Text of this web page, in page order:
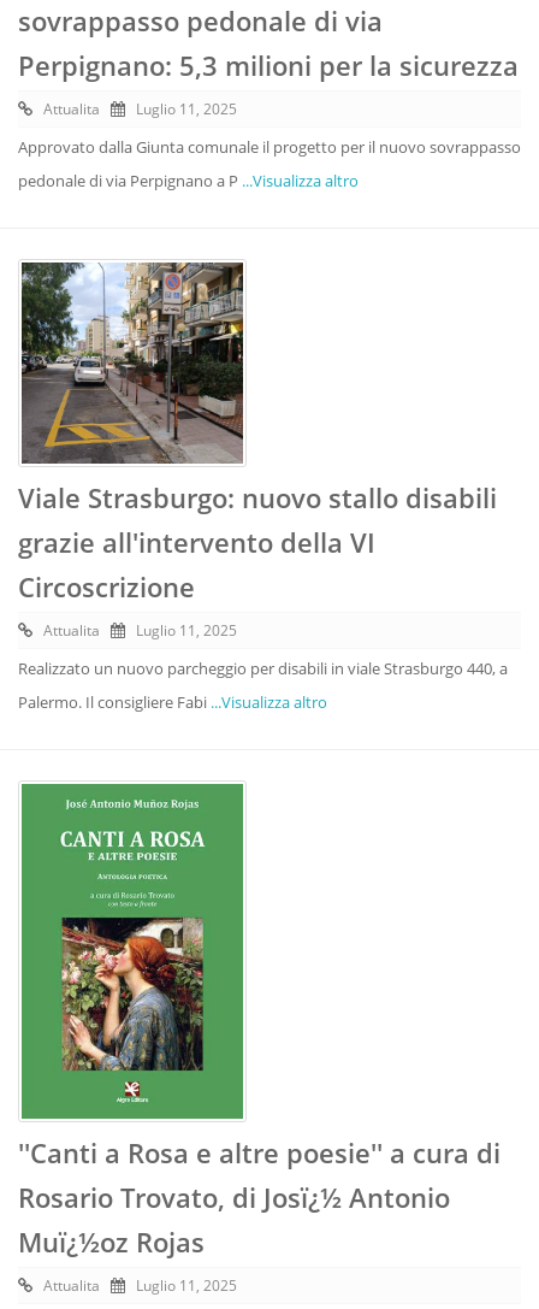
sovrappasso pedonale di via
Perpignano: 5,3 milioni per la sicurezza
Attualita Luglio 11, 2025
Approvato dalla Giunta comunale il progetto per il nuovo sovrappasso
pedonale di via Perpignano a P ...Visualizza altro
Viale Strasburgo: nuovo stallo disabili
grazie all'intervento della VI
Circoscrizione
Attualita Luglio 11, 2025
Realizzato un nuovo parcheggio per disabili in viale Strasburgo 440, a
Palermo. Il consigliere Fabi ...Visualizza altro
''Canti a Rosa e altre poesie'' a cura di
Rosario Trovato, di Josï¿½ Antonio
Muï¿½oz Rojas
Attualita Luglio 11, 2025